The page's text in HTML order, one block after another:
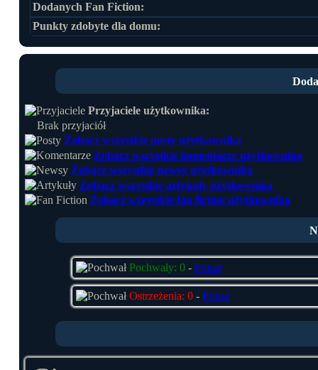
Dodanych Fan Fiction:
Punkty zdobyte dla domu:
Przyjaciele użytkownika:
Brak przyjaciół
Zobacz wszystkie posty użytkownika
Zobacz wszystkie komentarze użytkownika
Zobacz wszystkie newsy użytkownika
Zobacz wszystkie artykuły użytkownika
Zobacz wszystkie fan fiction użytkownika
Pochwały: 0- Pokaż
Ostrzeżenia: 0- Pokaż